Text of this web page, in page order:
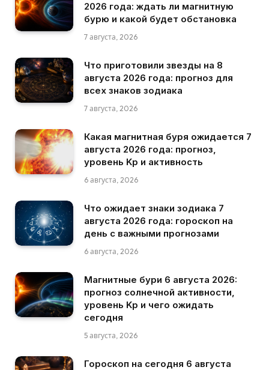
2026 года: ждать ли магнитную
бурю и какой будет обстановка
7 августа, 2026
Что приготовили звезды на 8
августа 2026 года: прогноз для
всех знаков зодиака
7 августа, 2026
Какая магнитная буря ожидается 7
августа 2026 года: прогноз,
уровень Kp и активность
6 августа, 2026
Что ожидает знаки зодиака 7
августа 2026 года: гороскоп на
день с важными прогнозами
6 августа, 2026
Магнитные бури 6 августа 2026:
прогноз солнечной активности,
уровень Kp и чего ожидать
сегодня
5 августа, 2026
Гороскоп на сегодня 6 августа